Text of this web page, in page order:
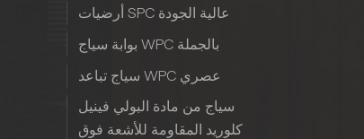
أرضيات SPC عالية الجودة
بوابة سياج WPC بالجملة
سياج تباعد WPC عصري
سياج من مادة البولي فينيل
كلوريد المقاومة للأشعة فوق